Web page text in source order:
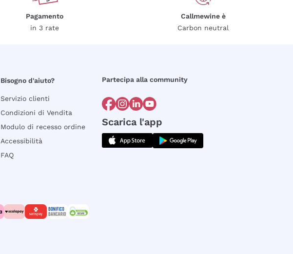
Pagamento
in 3 rate
Callmewine è
Carbon neutral
Bisogno d'aiuto?
Servizio clienti
Condizioni di Vendita
Modulo di recesso ordine
Accessibilità
FAQ
Partecipa alla community
Scarica l'app